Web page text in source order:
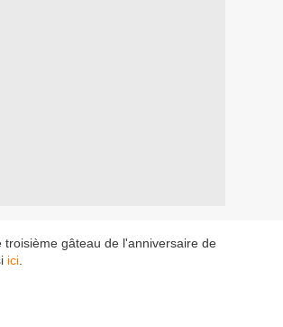
troisième gâteau de l'anniversaire de
ici